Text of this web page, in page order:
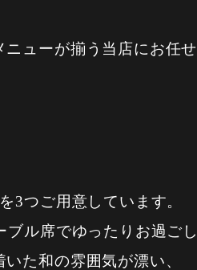
ューが揃う当店にお任せ
3つご用意しています。
ル席でゆったりお過ご
た和の雰囲気が漂い、